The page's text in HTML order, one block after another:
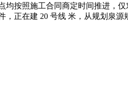
均按照施工合同商定时间推进，
正在建 20 号线 米，从规划泉源